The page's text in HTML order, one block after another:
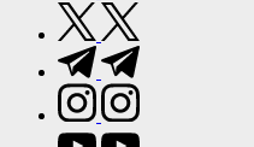
twitter.com
t.me
instagram.com
youtube.com